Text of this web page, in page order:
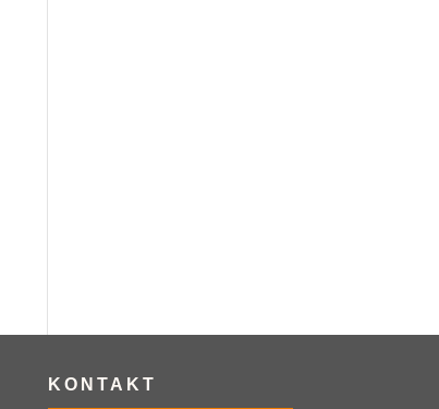
KONTAKT